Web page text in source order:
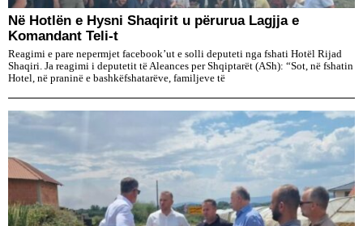
Në Hotlën e Hysni Shaqirit u përurua Lagjja e
Komandant Teli-t
Reagimi e pare nepermjet facebook’ut e solli deputeti nga fshati Hotël Rijad
Shaqiri. Ja reagimi i deputetit të Aleances per Shqiptarët (ASh): “Sot, në fshatin
Hotel, në praninë e bashkëfshatarëve, familjeve të